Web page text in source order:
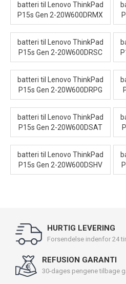
batteri til Lenovo ThinkPad
P15s Gen 2-20W600DRMX
batteri til Lenovo ThinkPad
P15s Gen 2-20W600DRSC
batteri til Lenovo ThinkPad
P15s Gen 2-20W600DRPG
batteri til Lenovo ThinkPad
P15s Gen 2-20W600DSAT
batteri til Lenovo ThinkPad
P15s Gen 2-20W600DSHV
HURTIG LEVERING
Forsendelse indenfor 24
REFUSION GARANTI
30-dages pengene tilbage